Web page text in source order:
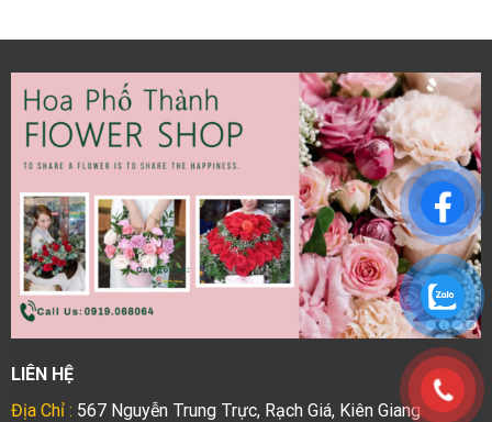
LIÊN HỆ
Địa Chỉ : 567 Nguyễn Trung Trực, Rạch Giá, Kiên Giang